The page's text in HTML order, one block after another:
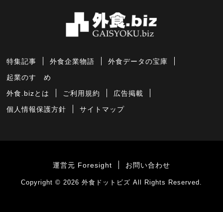
特集記事 外食企業物語 外食データの宝庫
起業のすゝめ
外食.bizとは ご利用規約 広告掲載
個人情報保護方針 サイトマップ
運営元 Foresight お問い合わせ
Copyright © 2026 外食ドットビズ All Rights Reserved.